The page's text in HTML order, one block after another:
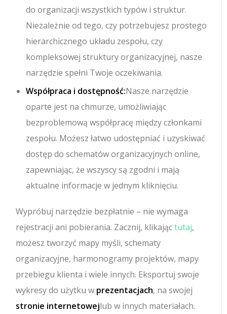
do organizacji wszystkich typów i struktur.
Niezależnie od tego, czy potrzebujesz prostego
hierarchicznego układu zespołu, czy
kompleksowej struktury organizacyjnej, nasze
narzędzie spełni Twoje oczekiwania.
Współpraca i dostępność:Nasze narzędzie
oparte jest na chmurze, umożliwiając
bezproblemową współpracę między członkami
zespołu. Możesz łatwo udostępniać i uzyskiwać
dostęp do schematów organizacyjnych online,
zapewniając, że wszyscy są zgodni i mają
aktualne informacje w jednym kliknięciu.
Wypróbuj narzędzie bezpłatnie – nie wymaga
rejestracji ani pobierania. Zacznij, klikająctutaj,
możesz tworzyć mapy myśli, schematy
organizacyjne, harmonogramy projektów, mapy
przebiegu klienta i wiele innych. Eksportuj swoje
wykresy do użytku w prezentacjach, na swojej
stronie internetowejlub w innych materiałach.